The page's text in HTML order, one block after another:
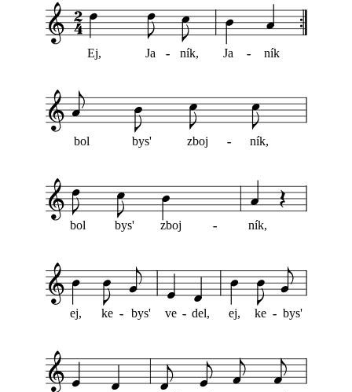
Ej, Ja ník, Ja ník
- -
- -
bol bys' zboj ník,
-
-
bol bys' zboj ník,
-
-
ej, ke bys' ve del, ej, ke bys'
- - -
- - -